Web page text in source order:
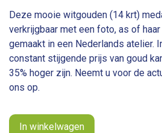
Deze mooie witgouden (14 krt)
verkrijgbaar met een foto, as of
gemaakt in een Nederlands atelier.
constant stijgende prijs van goud
35% hoger zijn. Neemt u voor de
ons op.
In winkelwagen